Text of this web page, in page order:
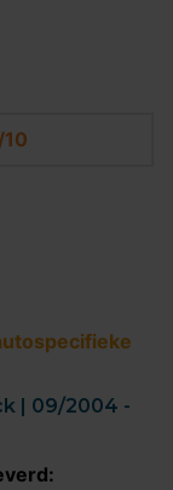
| 09/2004 -